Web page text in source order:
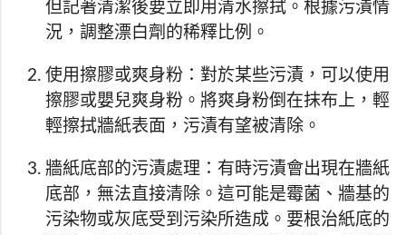
但記著清潔後要立即用清水擦拭。根據污漬情
況，調整漂白劑的稀釋比例。
使用擦膠或爽身粉：對於某些污漬，可以使用
擦膠或嬰兒爽身粉。將爽身粉倒在抹布上，輕
輕擦拭牆紙表面，污漬有望被清除。
牆紙底部的污漬處理：有時污漬會出現在牆紙
底部，無法直接清除。這可能是霉菌、牆基的
污染物或灰底受到污染所造成。要根治紙底的